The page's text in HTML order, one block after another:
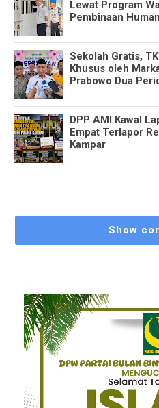
Lewat Program
Pembinaan
Sekolah Gratis,
Khusus oleh
Prabowo Dua
DPP AMI Kawal
Empat Terlapor
Kampar
Show